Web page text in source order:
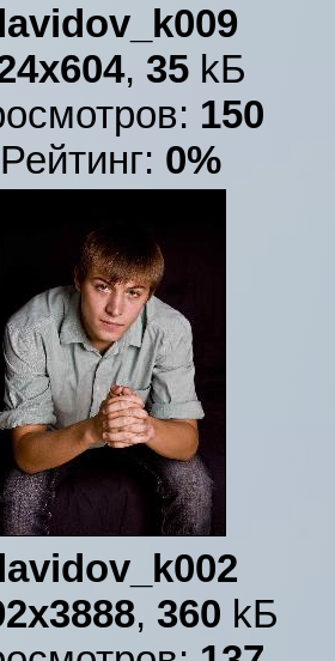
, 35 kБ
150
Рейтинг: 0%
, 360 kБ